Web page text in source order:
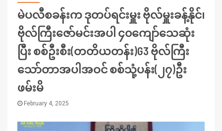
မဲပလီစခန်းက ဒုတပ်ရင်းမှူး ဗိုလ်မှူးခန့်နိုင်၊
ဗိုလ်ကြီးဇော်မင်းအပါ ၄၀ကျော်သေဆုံး
ပြီး စစ်ဦးစီး(တတိယတန်း)G3 ဗိုလ်ကြီး
သော်တာအပါအဝင် စစ်သုံ့ပန်း(၂၇)ဦး
ဖမ်းမိ
February 4, 2025